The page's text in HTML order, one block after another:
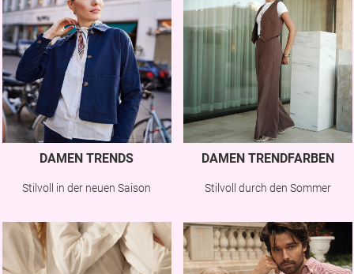
DAMEN TRENDS
Stilvoll in der neuen Saison
DAMEN TRENDFARBEN
Stilvoll durch den Sommer